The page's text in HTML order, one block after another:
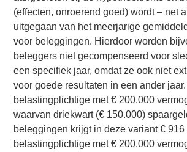
(effecten, onroerend goed) wordt – net
uitgegaan van het meerjarige
voor beleggingen. Hierdoor worden
beleggers niet gecompenseerd voor
een specifiek jaar, omdat ze ook niet
voor goede resultaten in een ander
belastingplichtige met € 200.000
waarvan driekwart (€ 150.000)
beleggingen krijgt in deze variant €
belastingplichtige met € 200.000